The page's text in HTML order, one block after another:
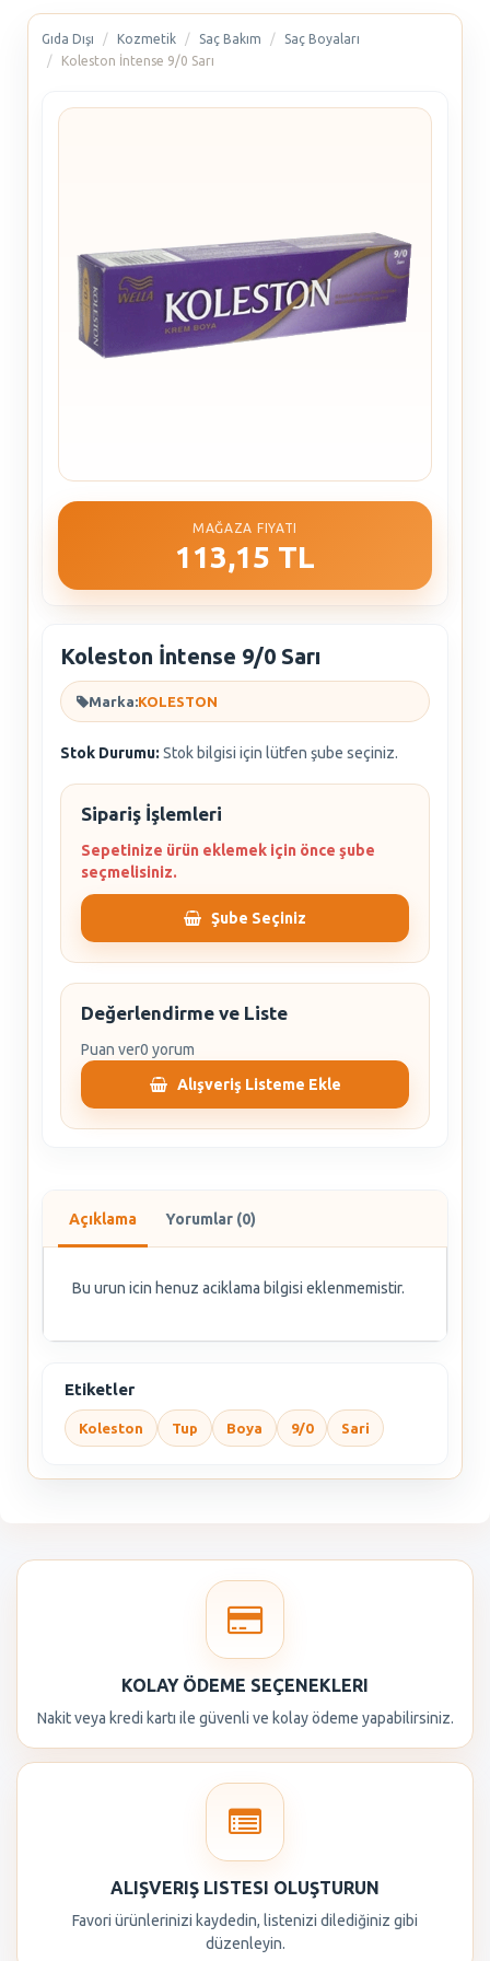
Gıda Dışı Kozmetik Saç Bakım
Saç Boyaları
Koleston İntense 9/0 Sarı
MAĞAZA FIYATI
113,15 TL
Koleston İntense 9/0 Sarı
Marka:KOLESTON
Stok Durumu: Stok bilgisi için lütfen şube seçiniz.
Sipariş İşlemleri
Sepetinize ürün eklemek için önce şube
seçmelisiniz.
Şube Seçiniz
Değerlendirme ve Liste
Puan ver0 yorum
Alışveriş Listeme Ekle
Açıklama Yorumlar (0)
Bu urun icin henuz aciklama bilgisi eklenmemistir.
Etiketler
Koleston Tup Boya 9/0 Sari
KOLAY ÖDEME SEÇENEKLERI
Nakit veya kredi kartı ile güvenli ve kolay ödeme yapabilirsiniz.
ALIŞVERIŞ LISTESI OLUŞTURUN
Favori ürünlerinizi kaydedin, listenizi dilediğiniz gibi
düzenleyin.